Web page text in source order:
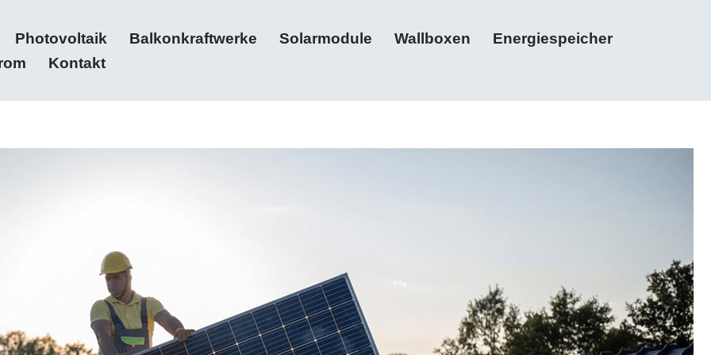
Photovoltaik Balkonkraftwerke Solarmodule Wallboxen
Energiespeicher
Kontakt